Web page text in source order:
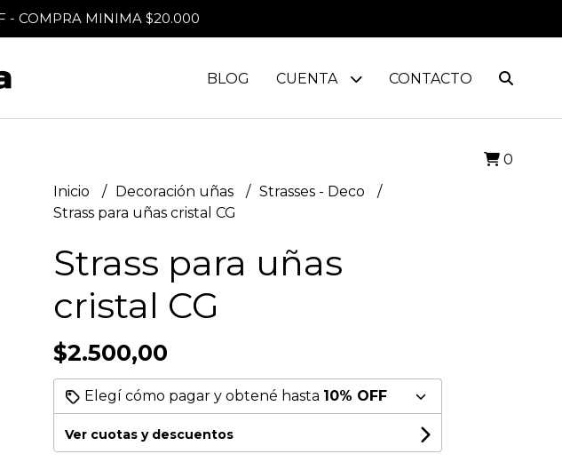
- COMPRA MINIMA $20.000
BLOG CUENTA CONTACTO
0
Inicio
Decoración uñas
Strasses - Deco
Strass para uñas cristal CG
Strass para uñas
cristal CG
$2.500,00
Elegí cómo pagar y obtené hasta 10% OFF
Ver cuotas y descuentos